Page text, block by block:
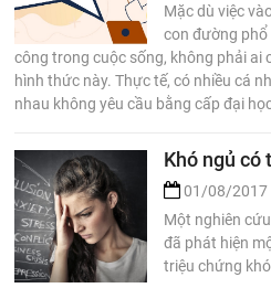
Mặc dù việc
con đường
công trong cuộc sống, không phải ai
hình thức này. Thực tế, có nhiều cá
nhau không yêu cầu bằng cấp đại
Khó ngủ có
01/08/2017
Một nghiên
đã phát hiện
triệu chứng